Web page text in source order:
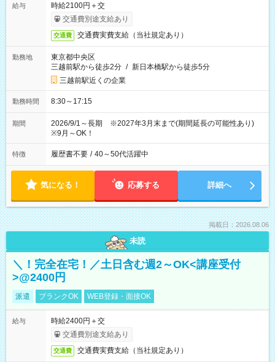
給与
時給2100円＋交
交通費別途支給あり
交通費 交通費実費支給（当社規定あり）
勤務地
東京都中央区
三越前駅から徒歩2分 / 新日本橋駅から徒歩5分
三越前駅近くの企業
勤務時間 8:30～17:15
期間
2026/9/1～長期 ※2027年3月末まで(期間延長の可能性あり)
※9月～OK！
特徴 履歴書不要 / 40～50代活躍中
気になる！ 応募する 詳細へ
掲載日：2026.08.06
未読
＼！完全在宅！／土日含む週2～OK<講座受付
>@2400円
派遣 ブランクOK WEB登録・面接OK
給与
時給2400円＋交
交通費別途支給あり
交通費 交通費実費支給（当社規定あり）